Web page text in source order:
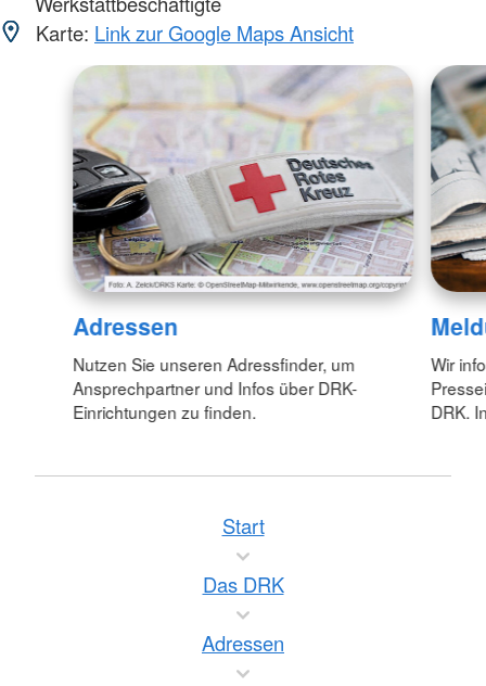
Karte: Link zur Google Maps Ansicht
Adressen
Nutzen Sie unseren Adressfinder, um
Ansprechpartner und Infos über DRK-
Einrichtungen zu finden.
Wir
DRK.
Start
Das DRK
Adressen